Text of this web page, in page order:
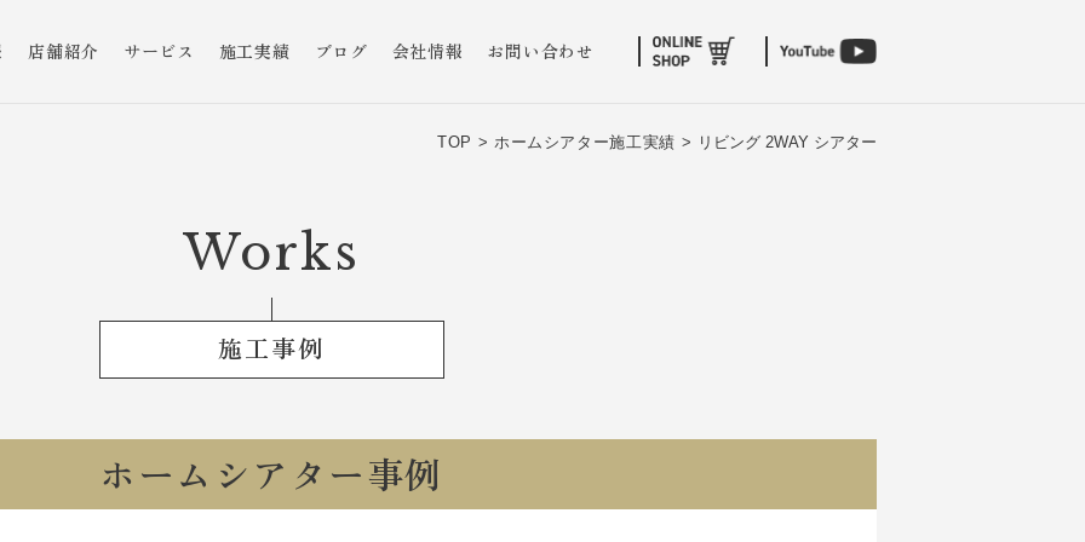
店舗紹介 サービス 施工実績 ブログ 会社情報 お問い合わせ
TOP > ホームシアター施工実績 > リビング 2WAY シアター
Works
施工事例
ホームシアター事例